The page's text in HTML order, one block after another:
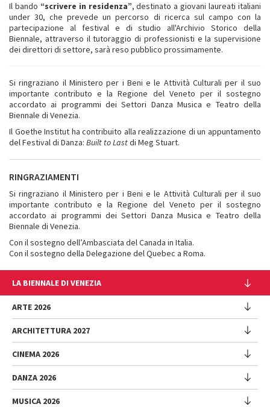
Il bando “scrivere in residenza”, destinato a giovani laureati italiani
under 30, che prevede un percorso di ricerca sul campo con la
partecipazione al festival e di studio all'Archivio Storico della
Biennale, attraverso il tutoraggio di professionisti e la supervisione
dei direttori di settore, sarà reso pubblico prossimamente.
Si ringraziano il Ministero per i Beni e le Attività Culturali per il suo
importante contributo e la Regione del Veneto per il sostegno
accordato ai programmi dei Settori Danza Musica e Teatro della
Biennale di Venezia.
Il Goethe Institut ha contribuito alla realizzazione di un appuntamento
del Festival di Danza: Built to Lastdi Meg Stuart.
RINGRAZIAMENTI
Si ringraziano il Ministero per i Beni e le Attività Culturali per il suo
importante contributo e la Regione del Veneto per il sostegno
accordato ai programmi dei Settori Danza Musica e Teatro della
Biennale di Venezia.
Con il sostegno dell’Ambasciata del Canada in Italia.
Con il sostegno della Delegazione del Quebec a Roma.
LA BIENNALE DI VENEZIA
L'Istituzione
Cariche istituzionali
Storia
Luoghi
Sponsorship
Sostenibilità ambientale
ARTE 2026
Esposizione
Intervento di Pietrangelo Buttafuoco
Intervento di Koyo Kouoh / La squadra di Koyo Kouoh
ARCHITETTURA 2027
Mostra
Partecipazioni Nazionali (procedura)
Eventi Collaterali (procedura)
CINEMA 2026
Mostra
DANZA 2026
Festival
MUSICA 2026